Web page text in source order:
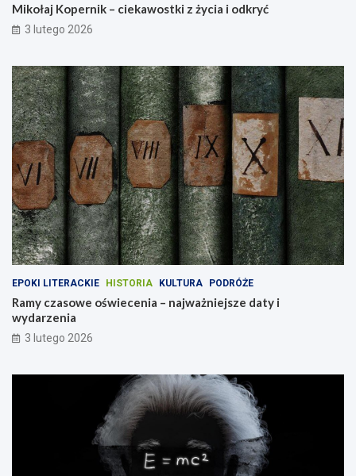
Mikołaj Kopernik – ciekawostki z życia i odkryć
3 lutego 2026
EPOKI LITERACKIE HISTORIA KULTURA PODRÓŻE
Ramy czasowe oświecenia – najważniejsze daty i
wydarzenia
3 lutego 2026